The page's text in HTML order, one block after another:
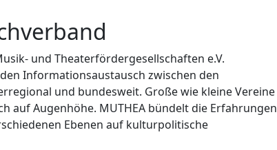
und Theaterfördergesellschaften e.V.
den Informationsaustausch zwischen den
und bundesweit. Große wie kleine Vereine
auf Augenhöhe. MUTHEA bündelt die Erfahrungen
Ebenen auf kulturpolitische